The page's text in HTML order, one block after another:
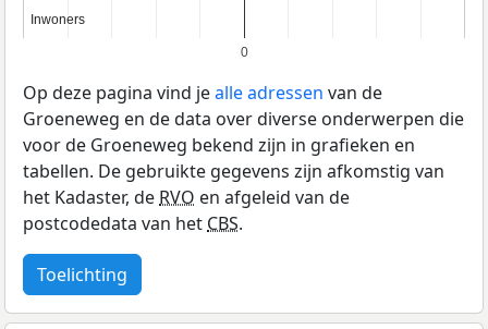
0
Inwoners
Inwoners
Op deze pagina vind jealle adressen van de
Groeneweg en de data over diverse onderwerpen die
voor de Groeneweg bekend zijn in grafieken en
tabellen. De gebruikte gegevens zijn afkomstig van
het Kadaster, deRVO en afgeleid van de
postcodedata van hetCBS.
Toelichting